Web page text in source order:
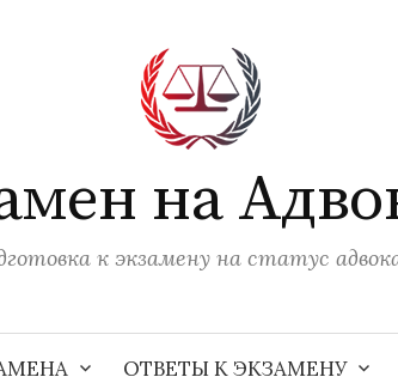
на
к экзамену на статус
ОТВЕТЫ К ЭКЗАМЕНУ